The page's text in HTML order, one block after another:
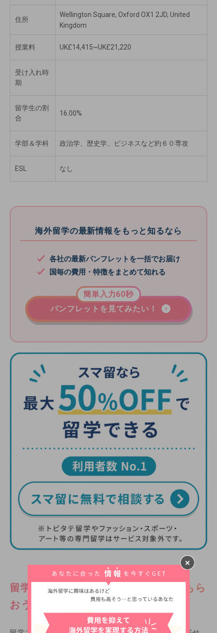
住所
Wellington Square, Oxford OX1 2JD, United
Kingdom
授業料 UK£14,415~UK£21,220
受け入れ時
期
留学生の割
合
16.00%
学部＆学科 政治学、歴史学、ビジネスなど約６０専攻
ESL なし
海外留学の最新情報をもっと知るなら
各社の最新パンフレットを一括でお届け
国毎の費用・特徴をまとめて知れる
パンフレットを見てみたい！
簡単入力60秒
留学エージェントのパンフレットをもら
おう！